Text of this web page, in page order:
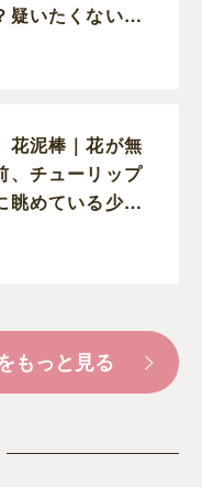
疑いたくない気
実の間でひとり
花泥棒｜花が無
、チューリップ
眺めている少年
もっと見る